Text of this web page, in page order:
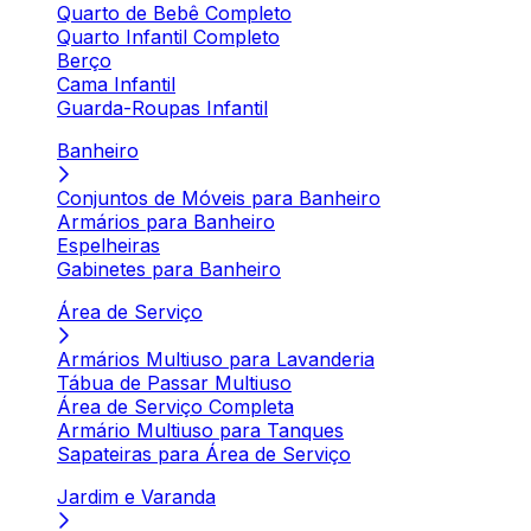
Quarto de Bebê Completo
Quarto Infantil Completo
Berço
Cama Infantil
Guarda-Roupas Infantil
Banheiro
Conjuntos de Móveis para Banheiro
Armários para Banheiro
Espelheiras
Gabinetes para Banheiro
Área de Serviço
Armários Multiuso para Lavanderia
Tábua de Passar Multiuso
Área de Serviço Completa
Armário Multiuso para Tanques
Sapateiras para Área de Serviço
Jardim e Varanda